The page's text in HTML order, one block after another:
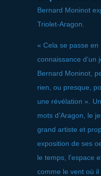
Bernard Moninot
Triolet-Aragon.
« Cela se passe en
connaissance d’un
Bernard Moninot,
rien, ou presque,
une révélation ».
mots d’Aragon, le
grand artiste et
exposition de ses
le temps, l’espace
comme le vent où il